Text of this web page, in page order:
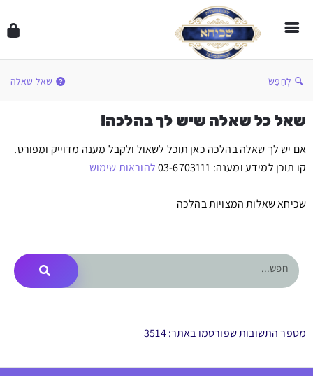
לְחַפֵּשׂ שאל שאלה
שאל כל שאלה שיש לך בהלכה!
אם יש לך שאלה בהלכה כאן תוכל לשאול ולקבל מענה מדוייק ומפורט.
קו תוכן למידע ומענה: 03-6703111
להוראות שימוש
שכיחא שאלות המצויות בהלכה
מספר התשובות שפורסמו באתר: 3514